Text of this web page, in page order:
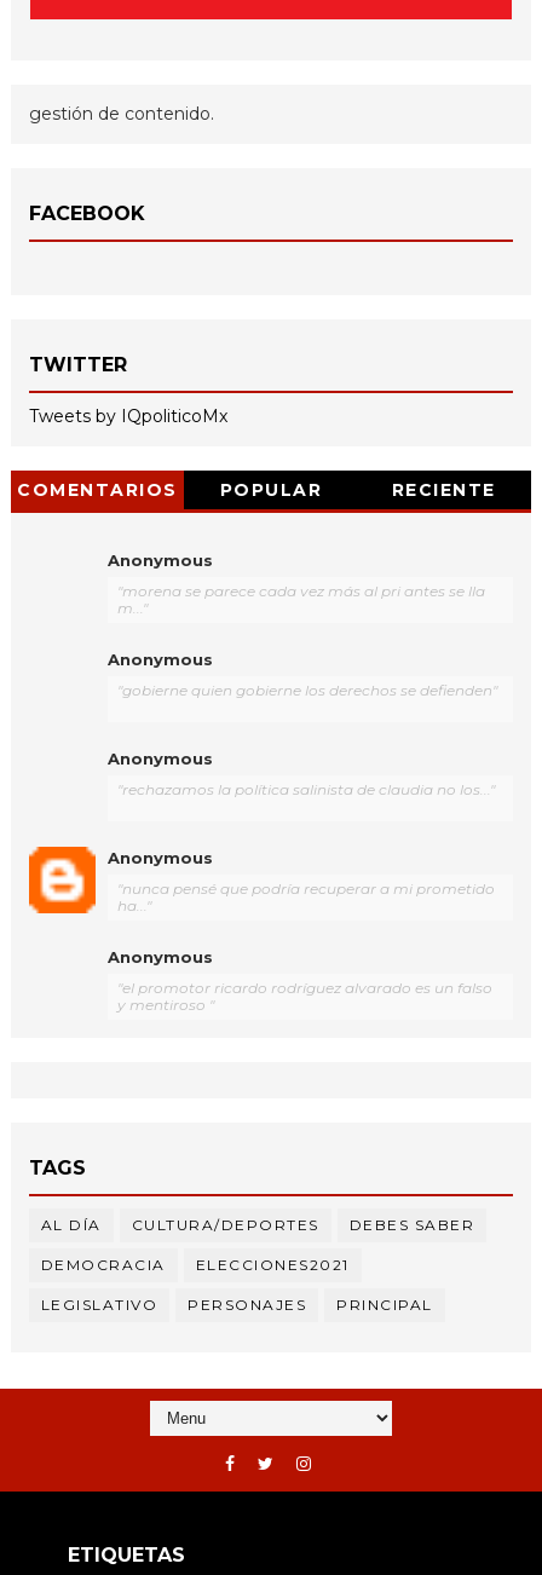
gestión de contenido.
FACEBOOK
TWITTER
Tweets by IQpoliticoMx
COMENTARIOS POPULAR RECIENTE
Anonymous
"morena se parece cada vez más al pri antes se lla
m..."
Anonymous
"gobierne quien gobierne los derechos se defienden"
Anonymous
"rechazamos la política salinista de claudia no los..."
Anonymous
"nunca pensé que podría recuperar a mi prometido
ha..."
Anonymous
"el promotor ricardo rodríguez alvarado es un falso
y mentiroso "
TAGS
AL DÍA CULTURA/DEPORTES DEBES SABER
DEMOCRACIA ELECCIONES2021
LEGISLATIVO PERSONAJES PRINCIPAL
ETIQUETAS